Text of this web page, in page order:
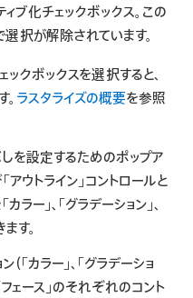
ブ化チェックボックス。この
選択が解除されています。
ックボックスを選択すると、
ラスタライズの概要を参照
を設定するためのポップア
アウトライン」コントロールと
ー」、「グラデーション」、
す。
「カラー」、「グラデーショ
フェース」のそれぞれのコント